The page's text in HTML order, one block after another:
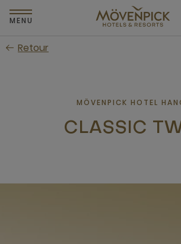
Passer
au
principal
MENU
Retour
MÖVENPICK HOTEL
CLASSIC